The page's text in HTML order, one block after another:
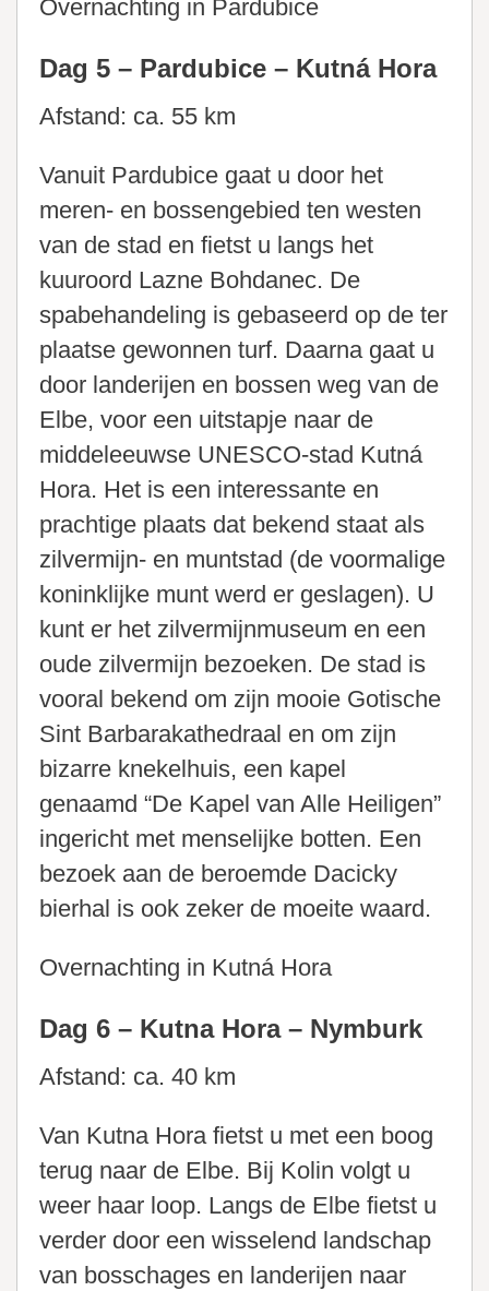
Overnachting in Pardubice
Dag 5 – Pardubice – Kutná Hora
Afstand: ca. 55 km
Vanuit Pardubice gaat u door het
meren- en bossengebied ten westen
van de stad en fietst u langs het
kuuroord Lazne Bohdanec. De
spabehandeling is gebaseerd op de ter
plaatse gewonnen turf. Daarna gaat u
door landerijen en bossen weg van de
Elbe, voor een uitstapje naar de
middeleeuwse UNESCO-stad Kutná
Hora. Het is een interessante en
prachtige plaats dat bekend staat als
zilvermijn- en muntstad (de voormalige
koninklijke munt werd er geslagen). U
kunt er het zilvermijnmuseum en een
oude zilvermijn bezoeken. De stad is
vooral bekend om zijn mooie Gotische
Sint Barbarakathedraal en om zijn
bizarre knekelhuis, een kapel
genaamd “De Kapel van Alle Heiligen”
ingericht met menselijke botten. Een
bezoek aan de beroemde Dacicky
bierhal is ook zeker de moeite waard.
Overnachting in Kutná Hora
Dag 6 – Kutna Hora – Nymburk
Afstand: ca. 40 km
Van Kutna Hora fietst u met een boog
terug naar de Elbe. Bij Kolin volgt u
weer haar loop. Langs de Elbe fietst u
verder door een wisselend landschap
van bosschages en landerijen naar